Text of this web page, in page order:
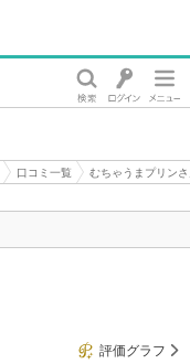
口コミ一覧
むちゃうまプリン
評価グラフ